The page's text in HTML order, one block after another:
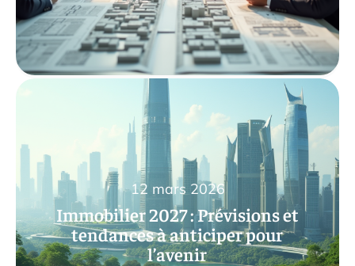
Immobilier 2027 : Prévisions et
tendances à anticiper pour
l’avenir
12 mars 2026